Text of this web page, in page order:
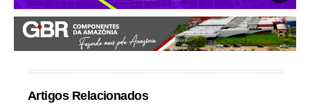
Artigos Relacionados